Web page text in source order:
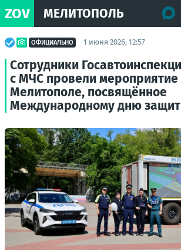
ZOV МЕЛИТОПОЛЬ
ОФИЦИАЛЬНО 1 июня 2026, 12:57
Сотрудники
с МЧС провели мероприятие
Мелитополе, посвящённое
Международному дню